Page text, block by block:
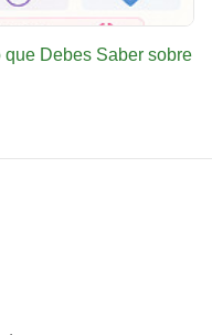
que Debes Saber sobre